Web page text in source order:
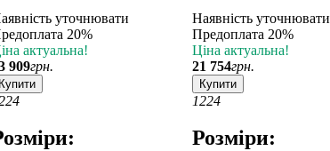
уточнювати
20%
актуальна!
909грн.
Купити
24
Наявність уточнювати
Предоплата 20%
Ціна актуальна!
21 754грн.
Купити
1224
Розміри: